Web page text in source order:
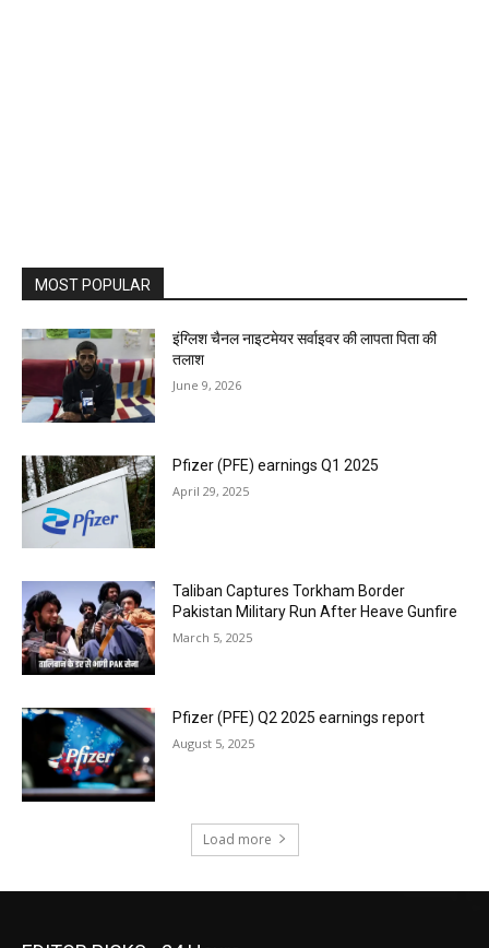
MOST POPULAR
इंग्लिश चैनल नाइटमेयर सर्वाइवर की लापता पिता की
तलाश
June 9, 2026
Pfizer (PFE) earnings Q1 2025
April 29, 2025
Taliban Captures Torkham Border
Pakistan Military Run After Heave Gunfire
March 5, 2025
Pfizer (PFE) Q2 2025 earnings report
August 5, 2025
Load more